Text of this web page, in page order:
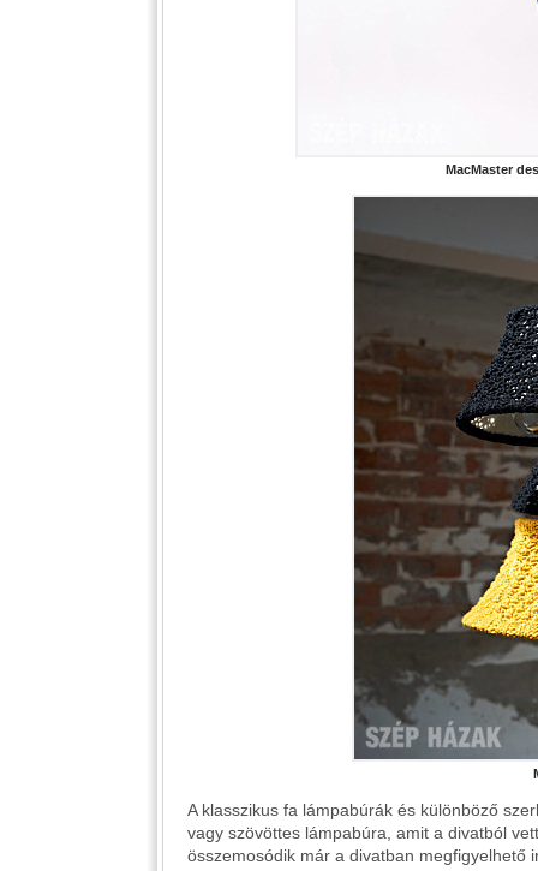
MacMaster
A klasszikus fa lámpabúrák és különböző
vagy szövöttes lámpabúra, amit a divatból
összemosódik már a divatban megfigyelhető